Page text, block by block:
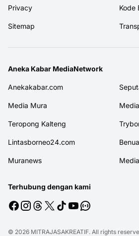
Privacy Kode
Sitemap
Aneka Kabar MediaNetwork
Anekakabar.com
Media Mura
Teropong Kalteng
Lintasborneo24.com
Muranews
Terhubung dengan kami
© 2026 MITRAJASAKREATIF. All rights